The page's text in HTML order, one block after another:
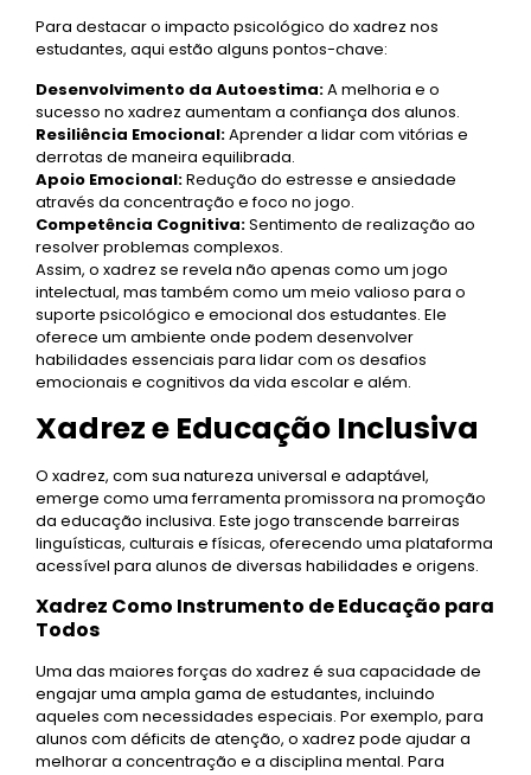
Para destacar o impacto psicológico do xadrez nos
estudantes, aqui estão alguns pontos-chave:
Desenvolvimento da Autoestima:A melhoria e o
sucesso no xadrez aumentam a confiança dos alunos.
Resiliência Emocional:Aprender a lidar com vitórias e
derrotas de maneira equilibrada.
Apoio Emocional:Redução do estresse e ansiedade
através da concentração e foco no jogo.
Competência Cognitiva:Sentimento de realização ao
resolver problemas complexos.
Assim, o xadrez se revela não apenas como um jogo
intelectual, mas também como um meio valioso para o
suporte psicológico e emocional dos estudantes. Ele
oferece um ambiente onde podem desenvolver
habilidades essenciais para lidar com os desafios
emocionais e cognitivos da vida escolar e além.
Xadrez e Educação Inclusiva
O xadrez, com sua natureza universal e adaptável,
emerge como uma ferramenta promissora na promoção
da educação inclusiva. Este jogo transcende barreiras
linguísticas, culturais e físicas, oferecendo uma plataforma
acessível para alunos de diversas habilidades e origens.
Xadrez Como Instrumento de Educação para
Todos
Uma das maiores forças do xadrez é sua capacidade de
engajar uma ampla gama de estudantes, incluindo
aqueles com necessidades especiais. Por exemplo, para
alunos com déficits de atenção, o xadrez pode ajudar a
melhorar a concentração e a disciplina mental. Para